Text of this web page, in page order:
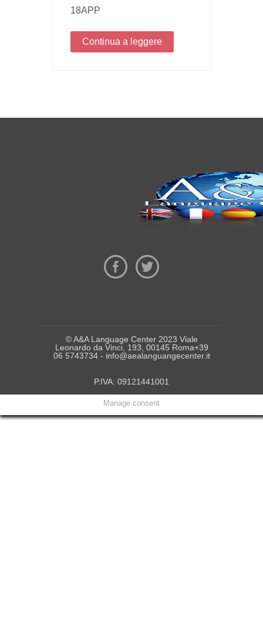
18APP
Continua a leggere
© A&A Language Center 2023 Viale
Leonardo da Vinci, 193, 00145 Roma+39
06 5743734 - info@aealanguangecenter.it
P.IVA: 09121441001
Manage consent